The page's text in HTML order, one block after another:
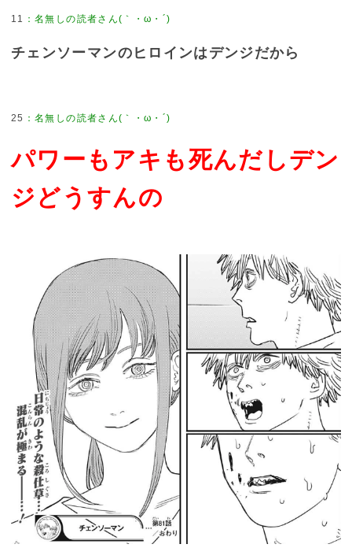
11
チェンソーマンのヒロインはデンジだから
25
パワーもアキも死んだしデン
ジどうすんの